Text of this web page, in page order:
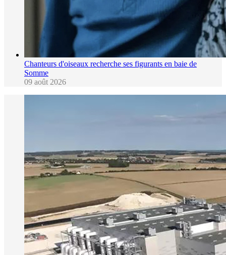
Chanteurs d'oiseaux recherche ses figurants en baie de
Somme
09 août 2026